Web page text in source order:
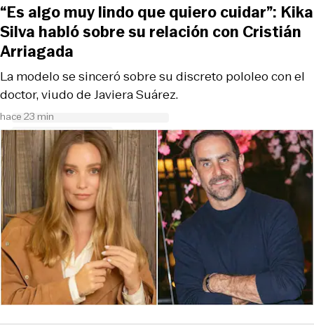
hace 23 min
La modelo se sinceró sobre su discreto pololeo con el
doctor, viudo de Javiera Suárez.
“Es algo muy lindo que quiero cuidar”: Kika
Silva habló sobre su relación con Cristián
Arriagada